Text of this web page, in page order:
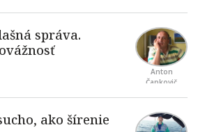
Anton
Čapkovič